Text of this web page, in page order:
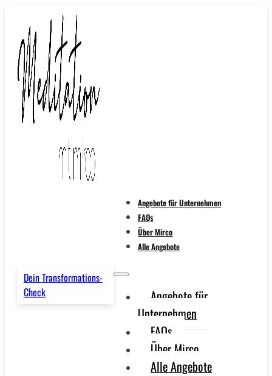
Angebote für Unternehmen
FAQs
Über Mirco
Alle Angebote
Angebote für
Unternehmen
FAQs
Über Mirco
Alle Angebote
Dein Transformations-
Check